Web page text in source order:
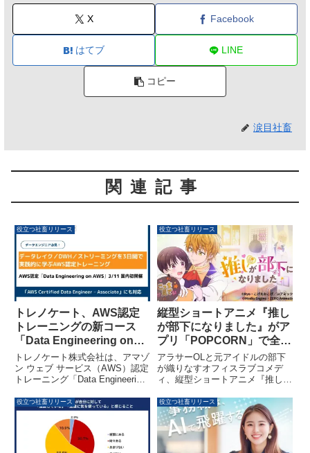
X Facebook
はてブ LINE
コピー
涙目社畜
関連記事
役立つ社畜リリース
トレノケート、AWS認定
トレーニングの新コース
「Data Engineering on
AWS」を3月11日より国内
初で提供開始
トレノケート株式会社は、アマゾ
ン ウェブ サービス（AWS）認定
トレーニング「Data Engineering
トレーニングとして3月11日より
国内で初めて提供開始します。本
コースでは、AWS上でのデータ
レイク、データウェアハウス
（DWH）、バッチ処理、ストリ
役立つ社畜リリース
縦型ショートアニメ『推し
が部下になりました』がア
プリ「POPCORN」で全
30話配信開始
アラサーOLと元アイドルの部下
が織りなすオフィスラブコメデ
ィ、縦型ショートアニメ『推しが
月20日より縦型ショートドラマ
アプリ「POPCORN」にて全30
話の配信を開始しました。斉藤壮
馬さんと知念明希保さんが主要キ
ャラクターの声優を務めていま
役立つ社畜リリース 役立つ社畜リリース